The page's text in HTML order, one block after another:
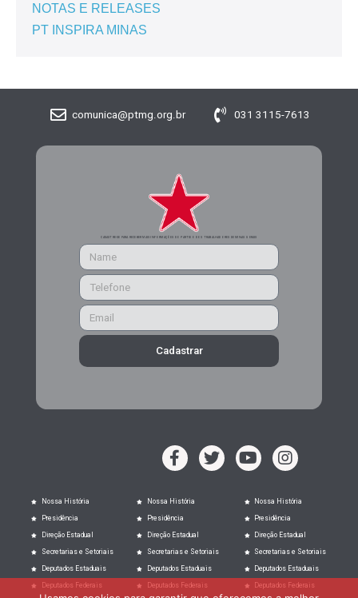
NOTAS E RELEASES
PT INSPIRA MINAS
comunica@ptmg.org.br 031 3115-7613
CADASTRE-SE PARA RECEBER MAIS INFORMAÇÕES DO PARTIDO DOS TRABALHADORES DE MINAS GERAIS
Cadastrar
Nossa História
Presidência
Direção Estadual
Secretarias e Setoriais
Deputados Estaduais
Deputados Federais
Nossa História
Presidência
Direção Estadual
Secretarias e Setoriais
Deputados Estaduais
Deputados Federais
Nossa História
Presidência
Direção Estadual
Secretarias e Setoriais
Deputados Estaduais
Deputados Federais